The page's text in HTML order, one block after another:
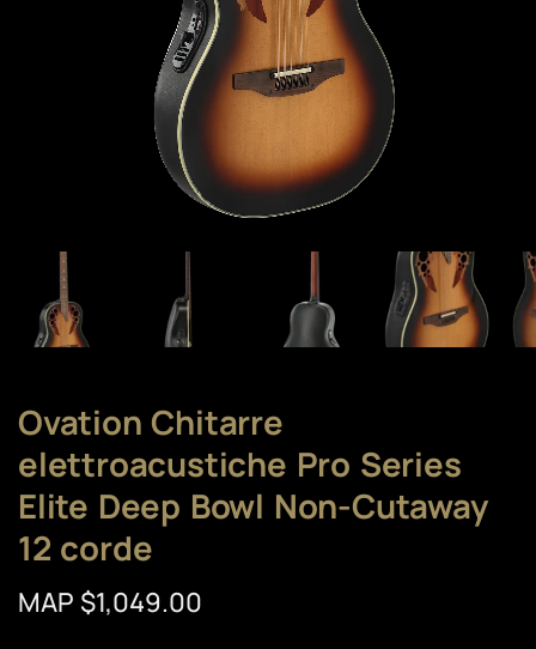
Ovation Chitarre
elettroacustiche Pro Series
Elite Deep Bowl Non-Cutaway
12 corde
MAP $1,049.00